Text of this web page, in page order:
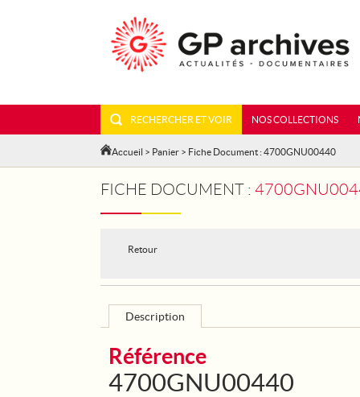
RECHERCHER ET VOIR NOS COLLECTIONS
Accueil > Panier > Fiche Document : 4700GNU00440
FICHE DOCUMENT :
Retour
Description
Référence
4700GNU00440